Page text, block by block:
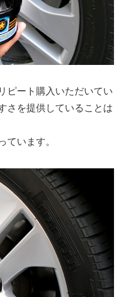
ピート購入いただいてい
さを提供していることは
ています。